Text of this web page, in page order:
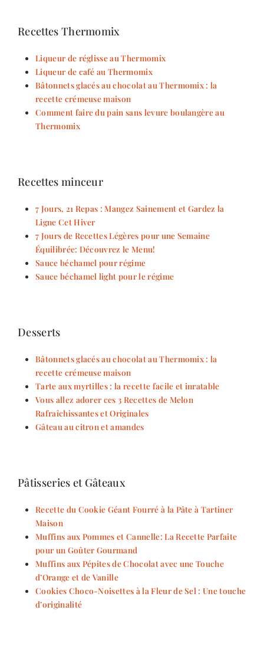
Recettes Thermomix
Liqueur de réglisse au Thermomix
Liqueur de café au Thermomix
Bâtonnets glacés au chocolat au Thermomix : la
recette crémeuse maison
Comment faire du pain sans levure boulangère au
Thermomix
Recettes minceur
7 Jours, 21 Repas : Mangez Sainement et Gardez la
Ligne Cet Hiver
7 Jours de Recettes Légères pour une Semaine
Équilibrée: Découvrez le Menu!
Sauce béchamel pour régime
Sauce béchamel light pour le régime
Desserts
Bâtonnets glacés au chocolat au Thermomix : la
recette crémeuse maison
Tarte aux myrtilles : la recette facile et inratable
Vous allez adorer ces 3 Recettes de Melon
Rafraîchissantes et Originales
Gâteau au citron et amandes
Pâtisseries et Gâteaux
Recette du Cookie Géant Fourré à la Pâte à Tartiner
Maison
Muffins aux Pommes et Cannelle: La Recette Parfaite
pour un Goûter Gourmand
Muffins aux Pépites de Chocolat avec une Touche
d’Orange et de Vanille
Cookies Choco-Noisettes à la Fleur de Sel : Une touche
d’originalité